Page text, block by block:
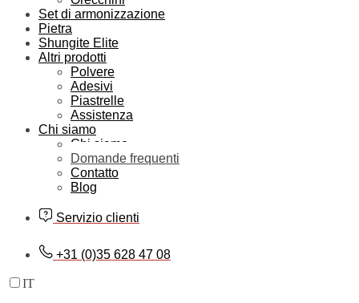
Set di armonizzazione
Pietra
Shungite Elite
Altri prodotti
Polvere
Adesivi
Piastrelle
Assistenza
Chi siamo
Chi siamo
Domande frequenti
Contatto
Blog
Servizio clienti
+31 (0)35 628 47 08
IT